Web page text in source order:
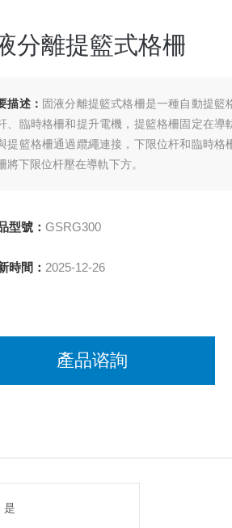
分離提籃式格柵
描述： 固液分離提籃式格柵是一種自動提
、臨時格柵和提升電機，提籃格柵固定在
提籃格柵通過纜繩連接，下限位杆和臨時
將下限位杆壓在導軌下方。
型號： GSRG300
時間： 2025-12-26
產品谘詢
是